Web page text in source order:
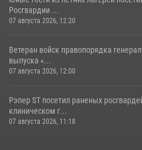
Росгвардии ...
07 августа 2026, 12:20
Ветеран войск правопорядка
выпуска «...
07 августа 2026, 12:00
Рэпер ST посетил раненых
клиническом г...
07 августа 2026, 11:18